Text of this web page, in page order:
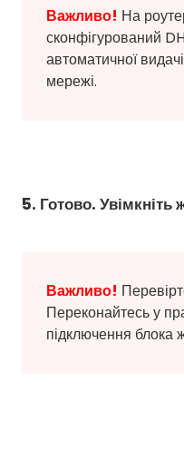
Важливо! На
сконфігурований
автоматичної
мережі.
5. Готово. Увімкніть
Важливо!
Переконайтесь у
підключення блока